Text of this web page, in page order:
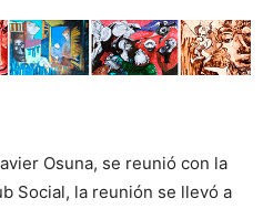
Osuna, se reunió con la
Social, la reunión se llevó a